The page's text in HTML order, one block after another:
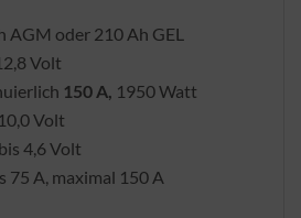
AGM oder 210 Ah GEL
Volt
150 A, 1950 Watt
Volt
4,6 Volt
75 A, maximal 150 A